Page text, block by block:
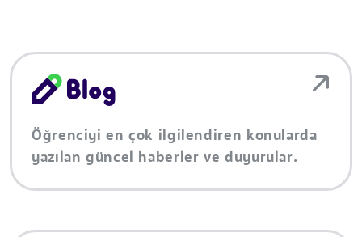
Öğrenciyi en çok ilgilendiren konularda
yazılan güncel haberler ve duyurular.